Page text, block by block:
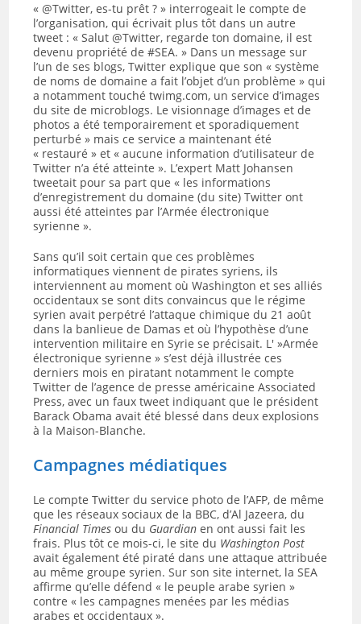
« @Twitter, es-tu prêt ? » interrogeait le compte de
l’organisation, qui écrivait plus tôt dans un autre
tweet : « Salut @Twitter, regarde ton domaine, il est
devenu propriété de #SEA. » Dans un message sur
l’un de ses blogs, Twitter explique que son « système
de noms de domaine a fait l’objet d’un problème » qui
a notamment touché twimg.com, un service d’images
du site de microblogs. Le visionnage d’images et de
photos a été temporairement et sporadiquement
perturbé » mais ce service a maintenant été
« restauré » et « aucune information d’utilisateur de
Twitter n’a été atteinte ». L’expert Matt Johansen
tweetait pour sa part que « les informations
d’enregistrement du domaine (du site) Twitter ont
aussi été atteintes par l’Armée électronique
syrienne ».
Sans qu’il soit certain que ces problèmes
informatiques viennent de pirates syriens, ils
interviennent au moment où Washington et ses alliés
occidentaux se sont dits convaincus que le régime
syrien avait perpétré l’attaque chimique du 21 août
dans la banlieue de Damas et où l’hypothèse d’une
intervention militaire en Syrie se précisait. L' »Armée
électronique syrienne » s’est déjà illustrée ces
derniers mois en piratant notamment le compte
Twitter de l’agence de presse américaine Associated
Press, avec un faux tweet indiquant que le président
Barack Obama avait été blessé dans deux explosions
à la Maison-Blanche.
Campagnes médiatiques
Le compte Twitter du service photo de l’AFP, de même
que les réseaux sociaux de la BBC, d’Al Jazeera, du
Financial Timesou du Guardian en ont aussi fait les
frais. Plus tôt ce mois-ci, le site du Washington Post
avait également été piraté dans une attaque attribuée
au même groupe syrien. Sur son site internet, la SEA
affirme qu’elle défend « le peuple arabe syrien »
contre « les campagnes menées par les médias
arabes et occidentaux ».